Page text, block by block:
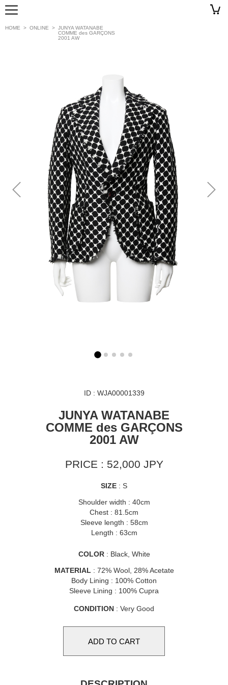
HOME > ONLINE > JUNYA WATANABE
COMME des GARÇONS
2001 AW
ID : WJA00001339
JUNYA WATANABE
COMME des GARÇONS
2001 AW
PRICE : 52,000 JPY
SIZE : S
Shoulder width : 40cm
Chest : 81.5cm
Sleeve length : 58cm
Length : 63cm
COLOR: Black, White
MATERIAL : 72% Wool, 28% Acetate
Body Lining : 100% Cotton
Sleeve Lining : 100% Cupra
CONDITION : Very Good